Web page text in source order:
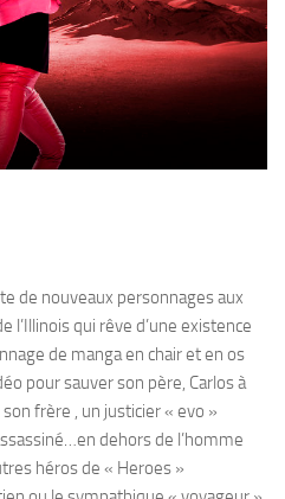
de nouveaux personnages aux
l’Illinois qui rêve d’une existence
de manga en chair et en os
pour sauver son père, Carlos à
frère , un justicier « evo »
dehors de l’homme
héros de « Heroes »